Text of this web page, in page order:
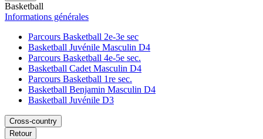
Basketball
Informations générales
Parcours Basketball 2e-3e sec
Basketball Juvénile Masculin D4
Parcours Basketball 4e-5e sec.
Basketball Cadet Masculin D4
Parcours Basketball 1re sec.
Basketball Benjamin Masculin D4
Basketball Juvénile D3
Cross-country
Retour